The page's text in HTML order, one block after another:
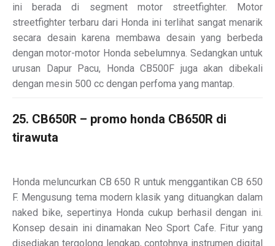
ini berada di segment motor streetfighter. Motor
streetfighter terbaru dari Honda ini terlihat sangat menarik
secara desain karena membawa desain yang berbeda
dengan motor-motor Honda sebelumnya. Sedangkan untuk
urusan Dapur Pacu, Honda CB500F juga akan dibekali
dengan mesin 500 cc dengan perfoma yang mantap.
25. CB650R – promo honda CB650R di
tirawuta
Honda meluncurkan CB 650 R untuk menggantikan CB 650
F. Mengusung tema modern klasik yang dituangkan dalam
naked bike, sepertinya Honda cukup berhasil dengan ini.
Konsep desain ini dinamakan Neo Sport Cafe. Fitur yang
disediakan tergolong lengkap, contohnya instrumen digital